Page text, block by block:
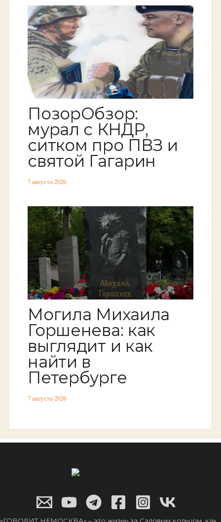
ПозорОбзор:
мурал с КНДР,
ситком про ПВЗ и
святой Гагарин
7 августа 2026
Могила Михаила
Горшенева: как
выглядит и как
найти в
Петербурге
7 августа 2026